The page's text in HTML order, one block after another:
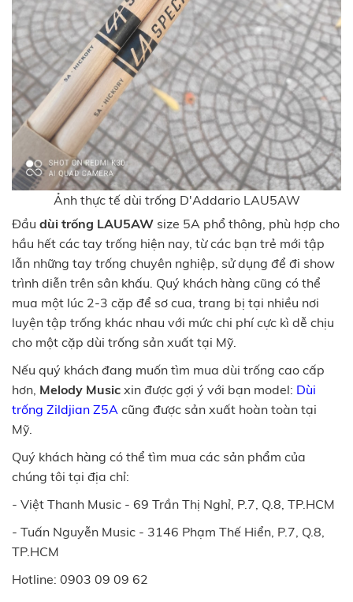
Ảnh thực tế dùi trống D'Addario LAU5AW
Đầu dùi trống LAU5AW size 5A phổ thông, phù hợp cho
hầu hết các tay trống hiện nay, từ các bạn trẻ mới tập
lẫn những tay trống chuyên nghiệp, sử dụng để đi show
trình diễn trên sân khấu. Quý khách hàng cũng có thể
mua một lúc 2-3 cặp để sơ cua, trang bị tại nhiều nơi
luyện tập trống khác nhau với mức chi phí cực kì dễ chịu
cho một cặp dùi trống sản xuất tại Mỹ.
Nếu quý khách đang muốn tìm mua dùi trống cao cấp
hơn, Melody Music xin được gợi ý với bạn model: Dùi
trống Zildjian Z5A cũng được sản xuất hoàn toàn tại
Mỹ.
Quý khách hàng có thể tìm mua các sản phẩm của
chúng tôi tại địa chỉ:
- Việt Thanh Music - 69 Trần Thị Nghỉ, P.7, Q.8, TP.HCM
- Tuấn Nguyễn Music - 3146 Phạm Thế Hiển, P.7, Q.8,
TP.HCM
Hotline: 0903 09 09 62